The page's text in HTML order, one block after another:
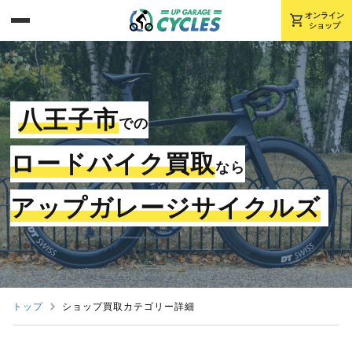
shopping_cart オンライン
ショップ
八王子市での
ロードバイク買取なら
アップガレージサイクルズ
トップ ショップ買取カテゴリー詳細